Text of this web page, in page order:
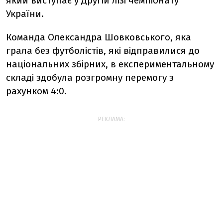
України.
Команда Олександра Шовковського, яка
грала без футболістів, які відправилися до
національних збірних, в експериментальному
складі здобула розгромну перемогу з
рахунком 4:0.
РЕКЛАМА: